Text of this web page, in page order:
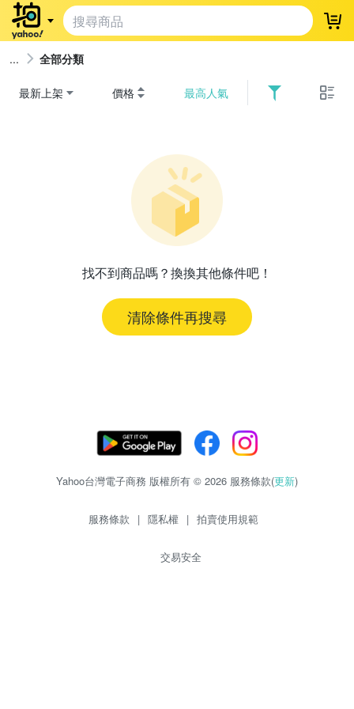
登
全部分類
最新上架 價格 最高人氣
找不到商品嗎？換換其他條件吧！
清除條件再搜尋
Yahoo台灣電子商務 版權所有 © 2026 服務條款(更新)
服務條款 | 隱私權 | 拍賣使用規範
交易安全